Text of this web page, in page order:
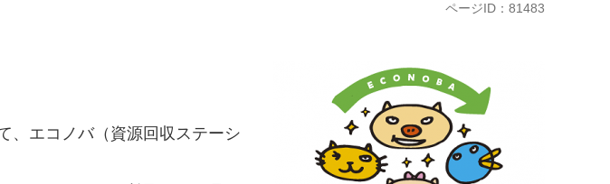
ページID：81483
、エコノバ（資源回収ステーシ